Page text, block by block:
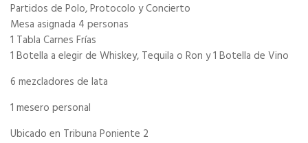
Partidos de Polo, Protocolo y Concierto
Mesa asignada 4 personas
1 Tabla Carnes Frías
1 Botella a elegir de Whiskey, Tequila o Ron y 1 Botella de Vino
6 mezcladores de lata
1 mesero personal
Ubicado en Tribuna Poniente 2